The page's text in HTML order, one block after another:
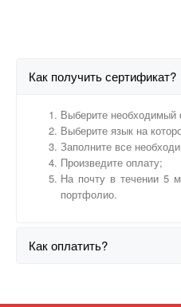
Как получить сертификат?
Выберите необходимый
Выберите язык на
Заполните все
Произведите оплату;
На почту в течении 5
портфолио.
Как оплатить?